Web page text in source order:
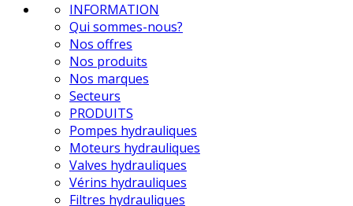
INFORMATION
Qui sommes-nous?
Nos offres
Nos produits
Nos marques
Secteurs
PRODUITS
Pompes hydrauliques
Moteurs hydrauliques
Valves hydrauliques
Vérins hydrauliques
Filtres hydrauliques